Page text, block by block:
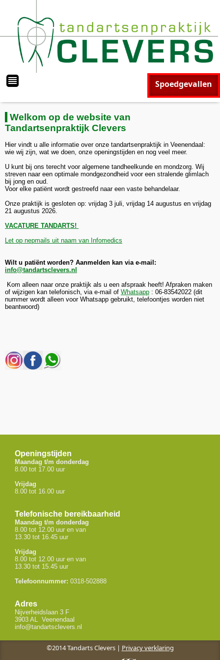
Spoedgevallen
Welkom op de website van
Tandartsenpraktijk Clevers
Hier vindt u alle informatie over onze tandartsenpraktijk in Veenendaal:
wie wij zijn, wat we doen, onze openingstijden en nog veel meer.
U kunt bij ons terecht voor algemene tandheelkunde en mondzorg. Wij
streven naar een optimale mondgezondheid voor een stralende glimlach
bij jong en oud.
Voor elke patiënt wordt gestreefd naar een vaste behandelaar.
Onze praktijk is gesloten op: vrijdag 3 juli, vrijdag 14 augustus en vrijdag
21 augustus 2026.
VACATURE TANDARTS!
Let op nepmails uit naam van Infomedics
Wilt u patiënt worden? Aanmelden kan via e-mail:
info@tandartsclevers.nl
Kom alleen naar onze praktijk als u een afspraak heeft! Afpraken maken
of wijzigen kan telefonisch, via e-mail of Whatsapp : 06-83542022 (dit
nummer wordt alleen voor Whatsapp gebruikt, telefoontjes worden niet
beantwoord)
Openingstijden
Maandag t/m donderdag
8.00 tot 17.00 uur
Vrijdag
8.00 tot 16.00 uur
Telefonische bereikbaarheid
Maandag t/m donderdag
8.00 tot 12.00 uur en van
13.30 tot 16.45 uur
Vrijdag
8.00 tot 12.00 uur en van
13.30 tot 15.45 uur
Telefoonnummer: 0318-502888
Adres
Nijverheidslaan 3 F
3903 AL Veenendaal
info@tandartsclevers.nl
©2014 Tandarts Clevers | Privacy verklaring